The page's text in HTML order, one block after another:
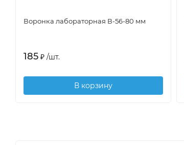
Воронка лабораторная В-56-80 мм
185 ₽ /шт.
В корзину